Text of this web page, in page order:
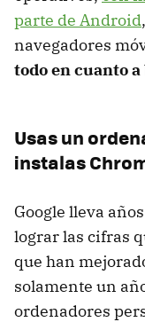
parte de Android
navegadores
todo en cuanto
Usas un
instalas
Google lleva
lograr las cifras
que han
solamente un
ordenadores